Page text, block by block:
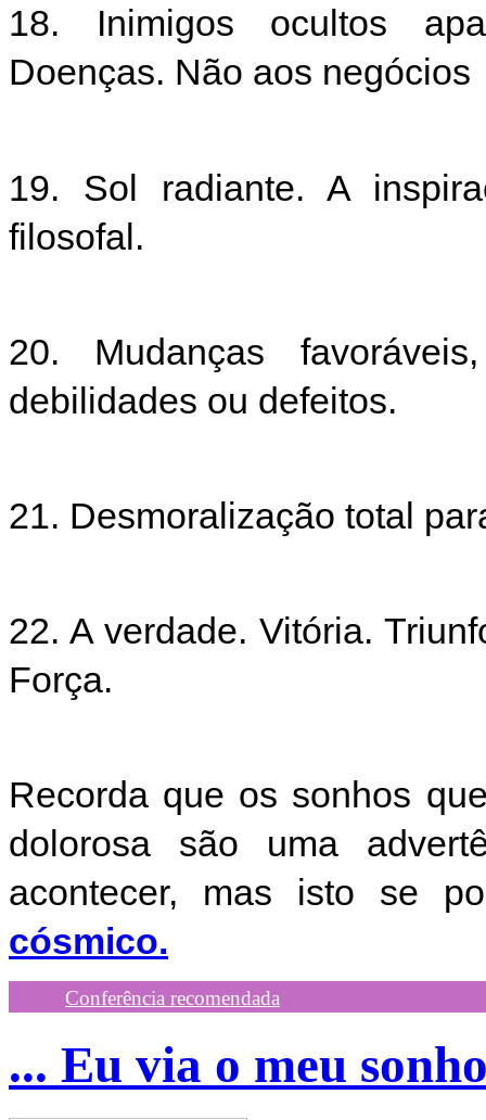
18. Inimigos ocultos
Doenças. Não aos
19. Sol radiante. A
filosofal.
20. Mudanças
debilidades ou defeitos.
21. Desmoralização total
22. A verdade. Vitória.
Força.
Recorda que os sonhos
dolorosa são uma
acontecer, mas isto se
cósmico.
Conferência recomendada
... Eu via o meu